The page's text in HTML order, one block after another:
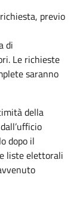
previo
di
Le richieste
saranno
della
dopo il
liste elettorali